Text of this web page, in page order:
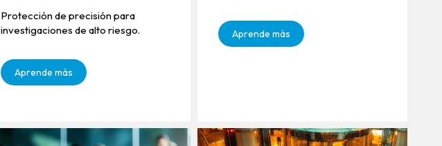
Protección de precisión para
investigaciones de alto riesgo.
Aprende más
Aprende más